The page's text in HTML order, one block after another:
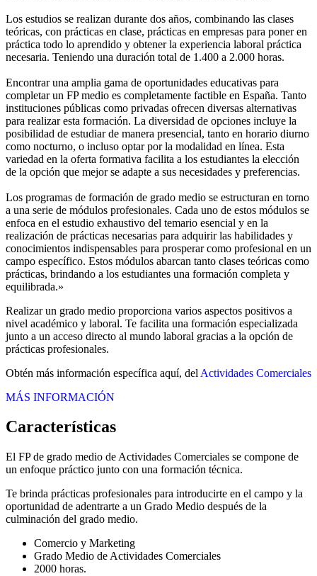
Los estudios se realizan durante dos años, combinando las clases
teóricas, con prácticas en clase, prácticas en empresas para poner en
práctica todo lo aprendido y obtener la experiencia laboral práctica
necesaria. Teniendo una duración total de 1.400 a 2.000 horas.
Encontrar una amplia gama de oportunidades educativas para
completar un FP medio es completamente factible en España. Tanto
instituciones públicas como privadas ofrecen diversas alternativas
para realizar esta formación. La diversidad de opciones incluye la
posibilidad de estudiar de manera presencial, tanto en horario diurno
como nocturno, o incluso optar por la modalidad en línea. Esta
variedad en la oferta formativa facilita a los estudiantes la elección
de la opción que mejor se adapte a sus necesidades y preferencias.
Los programas de formación de grado medio se estructuran en torno
a una serie de módulos profesionales. Cada uno de estos módulos se
enfoca en el estudio exhaustivo del temario esencial y en la
realización de prácticas necesarias para adquirir las habilidades y
conocimientos indispensables para prosperar como profesional en un
campo específico. Estos módulos abarcan tanto clases teóricas como
prácticas, brindando a los estudiantes una formación completa y
equilibrada.»
Realizar un grado medio proporciona varios aspectos positivos a
nivel académico y laboral. Te facilita una formación especializada
junto a un acceso directo al mundo laboral gracias a la opción de
prácticas profesionales.
Obtén más información específica aquí, del Actividades Comerciales
MÁS INFORMACIÓN
Características
El FP de grado medio de Actividades Comerciales se compone de
un enfoque práctico junto con una formación técnica.
Te brinda prácticas profesionales para introducirte en el campo y la
oportunidad de adentrarte a un Grado Medio después de la
culminación del grado medio.
Comercio y Marketing
Grado Medio de Actividades Comerciales
2000 horas.